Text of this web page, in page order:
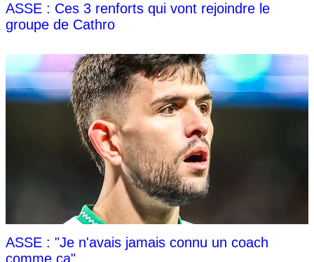
ASSE : Ces 3 renforts qui vont rejoindre le
groupe de Cathro
ASSE : "Je n'avais jamais connu un coach
comme ça"